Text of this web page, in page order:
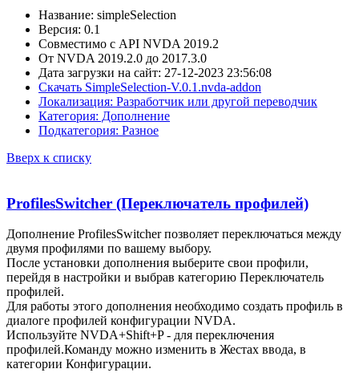
Название: simpleSelection
Версия: 0.1
Совместимо с API NVDA 2019.2
От NVDA 2019.2.0 до 2017.3.0
Дата загрузки на сайт: 27-12-2023 23:56:08
Скачать SimpleSelection-V.0.1.nvda-addon
Локализация: Разработчик или другой переводчик
Категория: Дополнение
Подкатегория: Разное
Вверх к списку
ProfilesSwitcher (Переключатель профилей)
Дополнение ProfilesSwitcher позволяет переключаться между
двумя профилями по вашему выбору.
После установки дополнения выберите свои профили,
перейдя в настройки и выбрав категорию Переключатель
профилей.
Для работы этого дополнения необходимо создать профиль в
диалоге профилей конфигурации NVDA.
Используйте NVDA+Shift+P - для переключения
профилей.Команду можно изменить в Жестах ввода, в
категории Конфигурации.